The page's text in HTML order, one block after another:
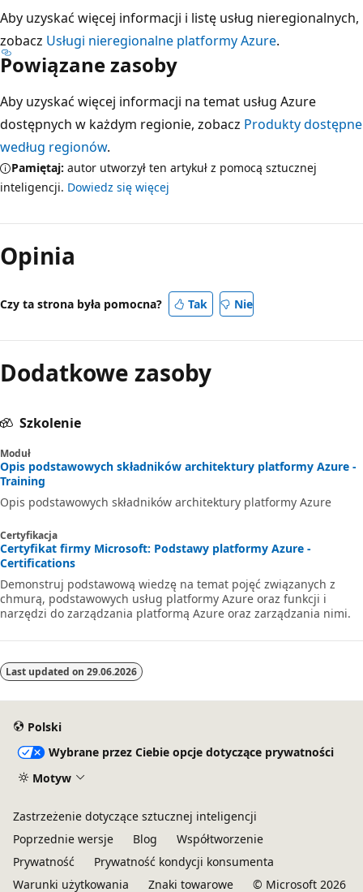
a
z
a
o
ś
r
e
d
c
w
g
o
a
e
j
s
i
i
Aby uzyskać więcej informacji i listę usług nieregionalnych,
zobacz Usługi nieregionalne platformy Azure.
Powiązane zasoby
Aby uzyskać więcej informacji na temat usług Azure
dostępnych w każdym regionie, zobacz Produkty dostępne
według regionów.
Pamiętaj: autor utworzył ten artykuł z pomocą sztucznej
inteligencji. Dowiedz się więcej
Opinia
Czy ta strona była pomocna? Tak Nie
Dodatkowe zasoby
Szkolenie
Moduł
Opis podstawowych składników architektury platformy Azure -
Training
Opis podstawowych składników architektury platformy Azure
Certyfikacja
Certyfikat firmy Microsoft: Podstawy platformy Azure -
Certifications
Demonstruj podstawową wiedzę na temat pojęć związanych z
chmurą, podstawowych usług platformy Azure oraz funkcji i
narzędzi do zarządzania platformą Azure oraz zarządzania nimi.
Last updated on 29.06.2026
Polski
Wybrane przez Ciebie opcje dotyczące prywatności
Motyw
Zastrzeżenie dotyczące sztucznej inteligencji
Poprzednie wersje
Blog
Współtworzenie
Prywatność
Prywatność kondycji konsumenta
Warunki użytkowania
Znaki towarowe © Microsoft 2026